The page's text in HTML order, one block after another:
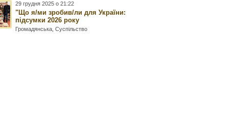
29 грудня 2025 о 21:22
"Що я/ми зробив/ли для України:
підсумки 2026 року
Громадянська ,Суспільство